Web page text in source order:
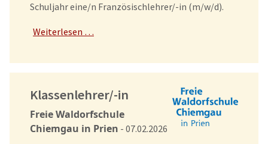
Schuljahr eine/n Französischlehrer/-in (m/w/d).
Weiterlesen …
Klassenlehrer/-in
Freie Waldorfschule
Chiemgau in Prien - 07.02.2026